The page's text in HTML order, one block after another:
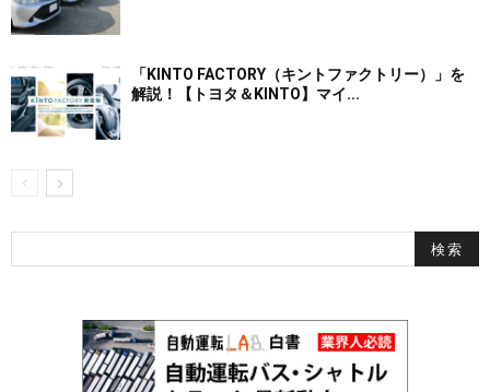
「KINTO FACTORY（キントファクトリー）」を
解説！【トヨタ＆KINTO】マイ...